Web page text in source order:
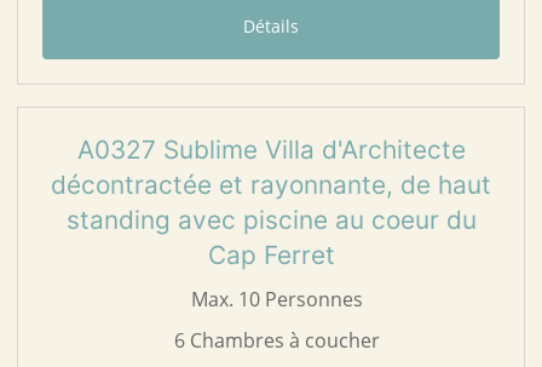
Détails
57 A0327
A0327 Sublime Villa d'Architecte
décontractée et rayonnante, de haut
standing avec piscine au coeur du
Cap Ferret
Max. 10 Personnes
6 Chambres à coucher